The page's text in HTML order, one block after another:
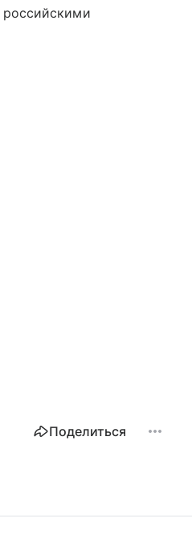
российскими
Поделиться